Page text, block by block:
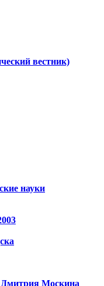
вестник)
науки
Дмитрия Москина